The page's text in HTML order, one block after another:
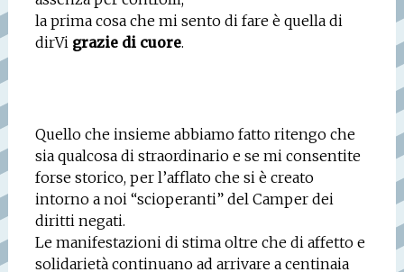
la prima cosa che mi sento di fare è quella di
dirVi grazie di cuore.
Quello che insieme abbiamo fatto ritengo che
sia qualcosa di straordinario e se mi consentite
forse storico, per l’afflato che si è creato
intorno a noi “scioperanti” del Camper dei
diritti negati.
Le manifestazioni di stima oltre che di affetto e
solidarietà continuano ad arrivare a centinaia